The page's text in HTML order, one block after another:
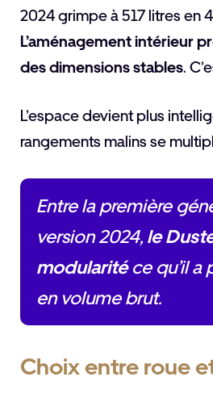
2024 grimpe à 517 litres en
L’aménagement intérieur
des dimensions stables.
L’espace devient plus
rangements malins se
Entre la première
version 2024, le
modularitéce qu’il a
en volume brut.
Choix entre roue